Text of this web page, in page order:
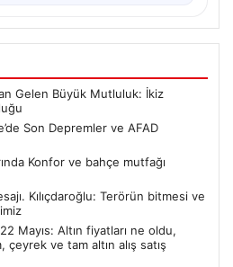
Gelen Büyük Mutluluk: İkiz
Son Depremler ve AFAD
Konfor ve bahçe mutfağı
Kılıçdaroğlu: Terörün bitmesi ve
Mayıs: Altın fiyatları ne oldu,
çeyrek ve tam altın alış satış